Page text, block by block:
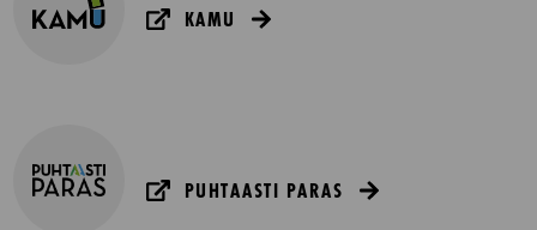
KAMU
PUHTAASTI PARAS